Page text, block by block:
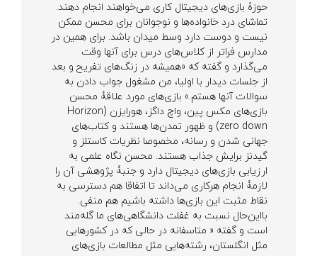
حوزۀ بازی‌های دیجیتال کاری می‌خواهند انجام دهند.
تماشای درد خانواده‌ها و نوجوانان برای محسن ممکن
نیست و دوست دارد وسط میدان باشد. برای همین در
مدارس فراتر از کلاس‌های درس برای آنها وقت
می‌گذارد و گفته که «همیشه در زنگ‌های تفریح و بعد
از جلسات دیدار با اولیا، من مشغول جواب دادن به
سوالات آنها هستم.» بازی‌های مورد علاقۀ محسن
بازی‌های مکس پین، واچ داگز، هورایزن (Horizon
zero down) و ظهور تمدن‌ها هستند و کتاب‌های
جهانی شدن و رسانه، مخصوصا نظریات کاستلز و
گیدنز برایش جذاب هستند. محسن نگاه علمی به
ارزیابی بازی‌های دیجیتال دارد و جنبۀ پژوهشی آن را
لازمۀ انجام هرکاری می‌داند تا اتفاقا هم دسترسی به
نقاط مثبت این بازی‌ها داشته باشیم هم منفی.
بااین‌حال نسبت به غفلت دانشگاهی‌های ما گله‌مند
است و گفته « متاسفانه در حالی که در کشورهایی
مثل انگلستان، رشته‌هایی مثل مطالعات بازی‌های